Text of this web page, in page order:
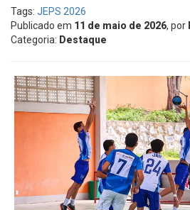
Tags: JEPS 2026
Publicado em 11 de maio de 2026, por
Categoria: Destaque